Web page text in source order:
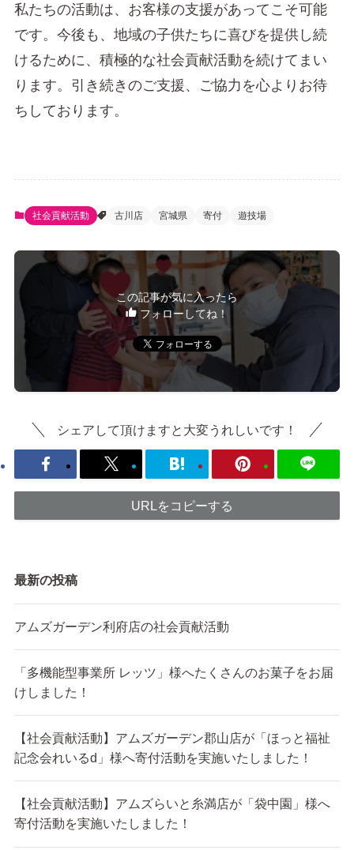
私たちの活動は、お客様の支援があってこそ可能
です。今後も、地域の子供たちに喜びを提供し続
けるために、積極的な社会貢献活動を続けてまい
ります。引き続きのご支援、ご協力を心よりお待
ちしております。
社会貢献活動 古川店 宮城県 寄付 遊技場
この記事が気に入ったら
フォローしてね！
シェアして頂けますと大変うれしいです！
URLをコピーする
最新の投稿
アムズガーデン利府店の社会貢献活動
「多機能型事業所 レッツ」様へたくさんのお菓子をお届
けしました！
【社会貢献活動】アムズガーデン郡山店が「ほっと福祉
記念会れいるd」様へ寄付活動を実施いたしました！
【社会貢献活動】アムズらいと糸満店が「袋中園」様へ
寄付活動を実施いたしました！